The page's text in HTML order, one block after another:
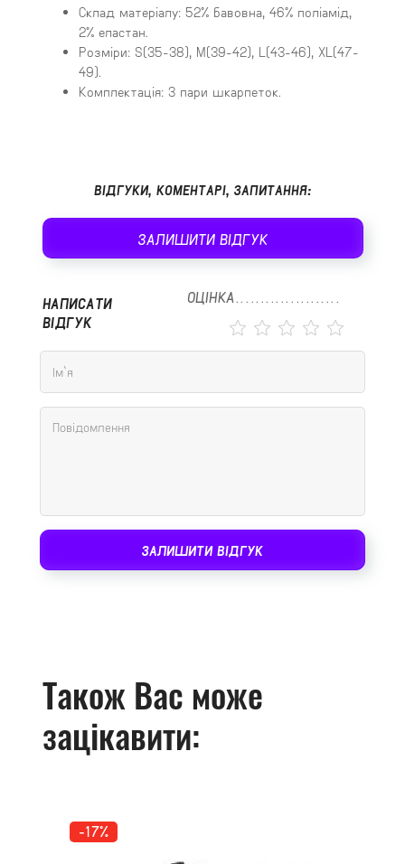
Склад матеріалу: 52% бавовна, 46% поліамід,
2% еластан.
Розміри: S(35-38), M(39-42), L(43-46), XL(47-
49).
Комплектація: 3 пари шкарпеток.
ВІДГУКИ, КОМЕНТАРІ, ЗАПИТАННЯ:
ЗАЛИШИТИ ВІДГУК
НАПИСАТИ
ВІДГУК
ОЦІНКА
ЗАЛИШИТИ ВІДГУК
Також Вас може
зацікавити:
-17%